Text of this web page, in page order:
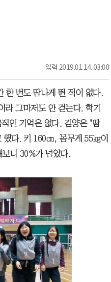
입력 2019.01.14. 03:00
한 번도 땀나게 뛴 적이 없다.
라 그마저도 안 걷는다. 학기
인 기억은 없다. 김양은 "땀
다. 키 160㎝, 몸무게 55㎏이
니 30%가 넘었다.